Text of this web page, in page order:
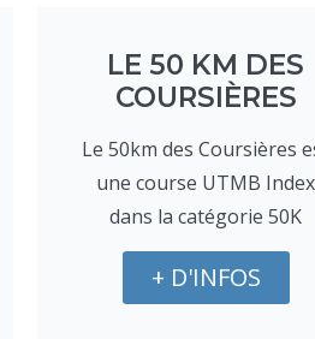
LE 50 KM DES
COURSIÈRES
Le 50km des Coursières
une course UTMB Index
dans la catégorie 50K
+ D'INFOS